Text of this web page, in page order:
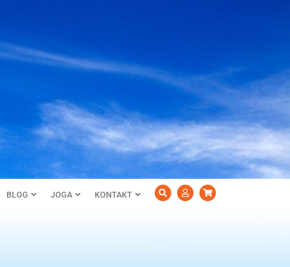
BLOG JOGA KONTAKT